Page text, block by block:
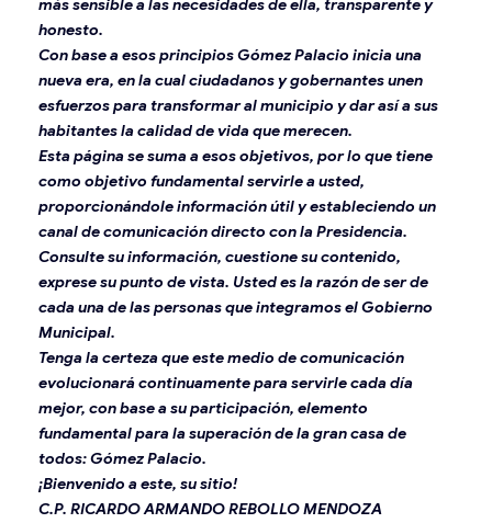
más sensible a las necesidades de ella, transparente y
honesto.
Con base a esos principios Gómez Palacio inicia una
nueva era, en la cual ciudadanos y gobernantes unen
esfuerzos para transformar al municipio y dar así a sus
habitantes la calidad de vida que merecen.
Esta página se suma a esos objetivos, por lo que tiene
como objetivo fundamental servirle a usted,
proporcionándole información útil y estableciendo un
canal de comunicación directo con la Presidencia.
Consulte su información, cuestione su contenido,
exprese su punto de vista. Usted es la razón de ser de
cada una de las personas que integramos el Gobierno
Municipal.
Tenga la certeza que este medio de comunicación
evolucionará continuamente para servirle cada día
mejor, con base a su participación, elemento
fundamental para la superación de la gran casa de
todos: Gómez Palacio.
¡Bienvenido a este, su sitio!
C.P. RICARDO ARMANDO REBOLLO MENDOZA